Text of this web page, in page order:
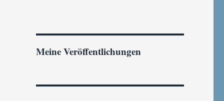
Meine Veröffentlichungen